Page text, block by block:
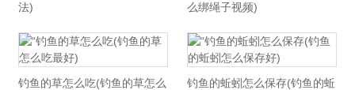
法)
么绑绳子视频)
钓鱼的草怎么吃(钓鱼的草怎么
钓鱼的蚯蚓怎么保存(钓鱼的蚯